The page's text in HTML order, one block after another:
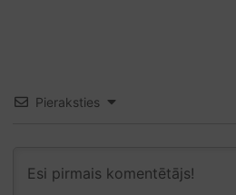
Pieraksties